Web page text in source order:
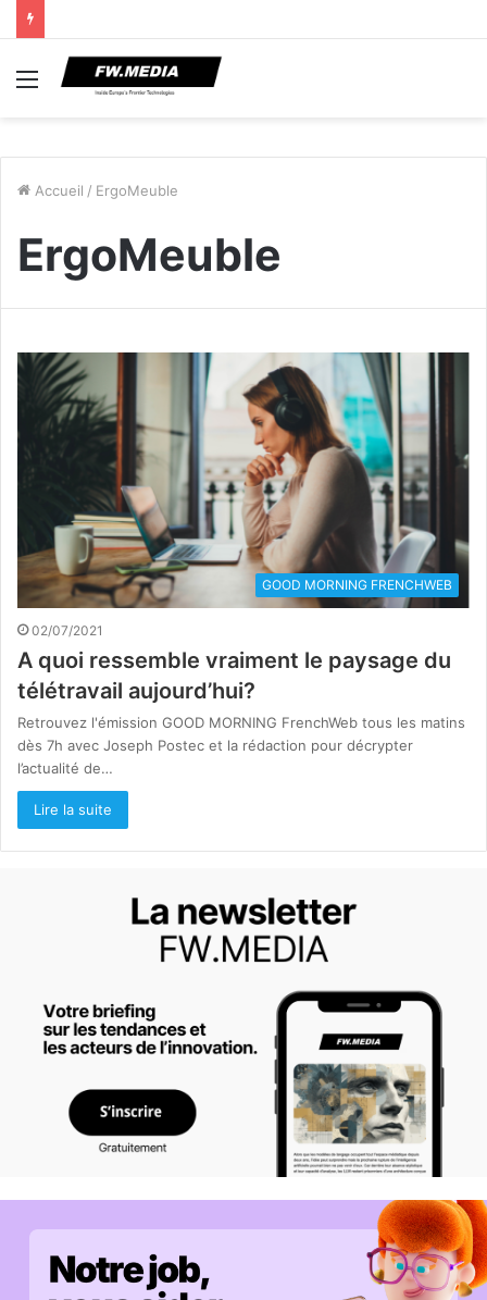
Menu
Accueil / ErgoMeuble
ErgoMeuble
GOOD MORNING FRENCHWEB
02/07/2021
A quoi ressemble vraiment le paysage du
télétravail aujourd’hui?
Retrouvez l'émission GOOD MORNING FrenchWeb tous les matins
dès 7h avec Joseph Postec et la rédaction pour décrypter
l’actualité de…
Lire la suite